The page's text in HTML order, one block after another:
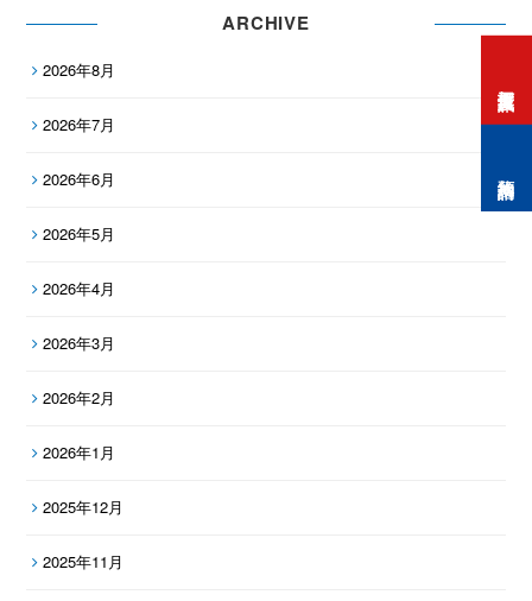
ARCHIVE
2026年8月
2026年7月
2026年6月
2026年5月
2026年4月
2026年3月
2026年2月
2026年1月
2025年12月
2025年11月